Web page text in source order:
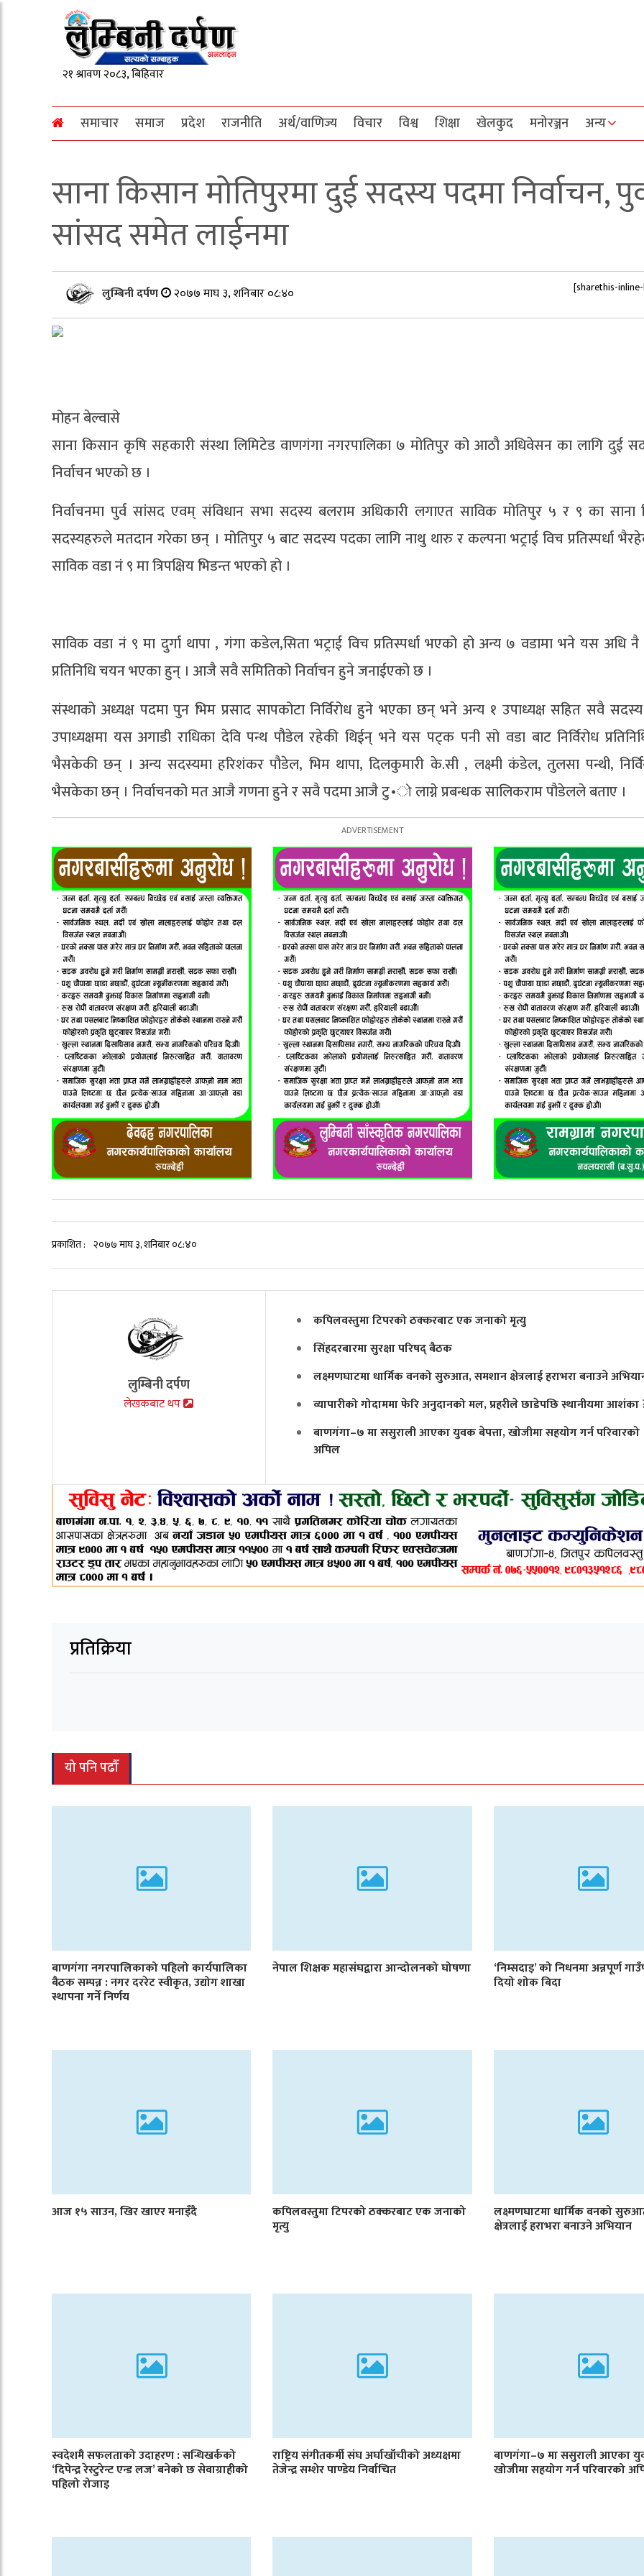
समाचार समाज प्रदेश राजनीति अर्थ/वाणिज्य विचार विश्व शिक्षा खेलकुद मनोरञ्जन अन्य
साना किसान मोतिपुरमा दुई सदस्य पदमा निर्वाचन,
सांसद समेत लाईनमा
लुम्बिनी दर्पण २०७७ माघ ३, शनिबार ०८:४० [sharethis-
मोहन बेल्वासे
साना किसान कृषि सहकारी संस्था लिमिटेड वाणगंगा नगरपालिका ७ मोतिपुर को आठौ अधिवेसन का लागि दुई
निर्वाचन भएको छ ।
निर्वाचनमा पुर्व सांसद एवम् संविधान सभा सदस्य बलराम अधिकारी लगाएत साविक मोतिपुर ५ र ९ का साना
सदस्यहरुले मतदान गरेका छन् । मोतिपुर ५ बाट सदस्य पदका लागि नाथु थारु र कल्पना भट्राई विच प्रतिस्पर्धा
साविक वडा नं ९ मा त्रिपक्षिय भिडन्त भएको हो ।
साविक वडा नं ९ मा दुर्गा थापा , गंगा कडेल,सिता भट्राई विच प्रतिस्पर्धा भएको हो अन्य ७ वडामा भने यस अधि
प्रतिनिधि चयन भएका हुन् । आजै सवै समितिको निर्वाचन हुने जनाईएको छ ।
संस्थाको अध्यक्ष पदमा पुन भिम प्रसाद सापकोटा निर्विरोध हुने भएका छन् भने अन्य १ उपाध्यक्ष सहित सवै
उपाध्यक्षमा यस अगाडी राधिका देवि पन्थ पौडेल रहेकी थिईन् भने यस पट्क पनी सो वडा बाट निर्विरोध
भैसकेकी छन् । अन्य सदस्यमा हरिशंकर पौडेल, भिम थापा, दिलकुमारी के.सी , लक्ष्मी कंडेल, तुलसा पन्थी,
भैसकेका छन् । निर्वाचनको मत आजै गणना हुने र सवै पदमा आजै टु∙ो लाग्ने प्रबन्धक सालिकराम पौडेलले बताए ।
प्रकाशित : २०७७ माघ ३, शनिबार ०८:४०
लुम्बिनी दर्पण
लेखकबाट थप
कपिलवस्तुमा टिपरको ठक्करबाट एक जनाको मृत्यु
सिंहदरबारमा सुरक्षा परिषद् बैठक
लक्ष्मणघाटमा धार्मिक वनको सुरुआत, समशान क्षेत्रलाई हराभरा बनाउने
व्यापारीको गोदाममा फेरि अनुदानको मल, प्रहरीले छाडेपछि स्थानीयमा आशंका
बाणगंगा–७ मा ससुराली आएका युवक बेपत्ता, खोजीमा सहयोग गर्न परिवारको
अपिल
प्रतिक्रिया
यो पनि पढौँ
बाणगंगा नगरपालिकाको पहिलो कार्यपालिका
बैठक सम्पन्न : नगर दररेट स्वीकृत, उद्योग शाखा
स्थापना गर्ने निर्णय
नेपाल शिक्षक महासंघद्वारा आन्दोलनको घोषणा ‘निम्सदाइ’ को निधनमा अन्नपूर्ण
दियो शोक बिदा
आज १५ साउन, खिर खाएर मनाइँदै कपिलवस्तुमा टिपरको ठक्करबाट एक जनाको
मृत्यु
लक्ष्मणघाटमा धार्मिक वनको
क्षेत्रलाई हराभरा बनाउने अभियान
स्वदेशमै सफलताको उदाहरण : सन्धिखर्कको
‘दिपेन्द्र रेस्टुरेन्ट एन्ड लज’ बनेको छ सेवाग्राहीको
पहिलो रोजाइ
राष्ट्रिय संगीतकर्मी संघ अर्घाखाँचीको अध्यक्षमा
तेजेन्द्र सम्शेर पाण्डेय निर्वाचित
बाणगंगा–७ मा ससुराली आएका
खोजीमा सहयोग गर्न परिवारको